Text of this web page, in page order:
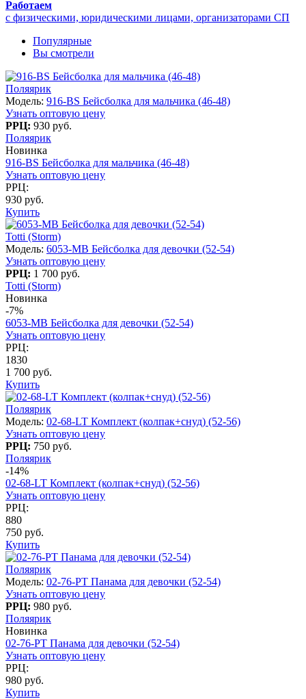
Работаем
с физическими, юридическими лицами, организаторами СП
Популярные
Вы смотрели
Поляярик
Модель: 916-BS Бейсболка для мальчика (46-48)
Узнать оптовую цену
РРЦ: 930 руб.
Поляярик
Новинка
916-BS Бейсболка для мальчика (46-48)
Узнать оптовую цену
РРЦ:
930 руб.
Купить
Totti (Storm)
Модель: 6053-МB Бейсболка для девочки (52-54)
Узнать оптовую цену
РРЦ: 1 700 руб.
Totti (Storm)
Новинка
-7%
6053-МB Бейсболка для девочки (52-54)
Узнать оптовую цену
РРЦ:
1830
1 700 руб.
Купить
Поляярик
Модель: 02-68-LT Комплект (колпак+снуд) (52-56)
Узнать оптовую цену
РРЦ: 750 руб.
Поляярик
-14%
02-68-LT Комплект (колпак+снуд) (52-56)
Узнать оптовую цену
РРЦ:
880
750 руб.
Купить
Поляярик
Модель: 02-76-PT Панама для девочки (52-54)
Узнать оптовую цену
РРЦ: 980 руб.
Поляярик
Новинка
02-76-PT Панама для девочки (52-54)
Узнать оптовую цену
РРЦ:
980 руб.
Купить